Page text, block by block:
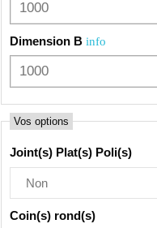
Dimension B info
Vos options
Joint(s) Plat(s) Poli(s)
Coin(s) rond(s)